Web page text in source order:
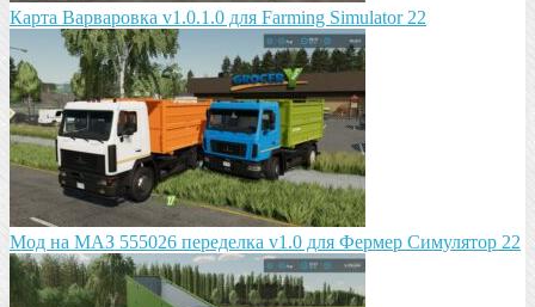
Карта Варваровка v1.0.1.0 для Farming Simulator 22
Мод на МАЗ 555026 пeрeдeлка v1.0 для Фермер Симулятор 22